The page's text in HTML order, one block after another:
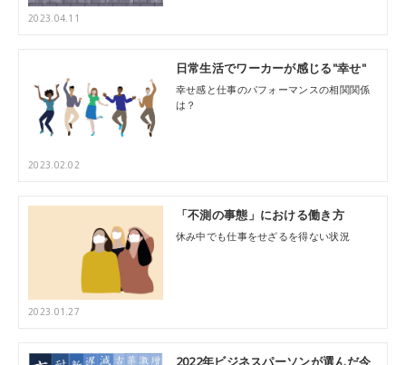
2023.04.11
2023.02.02
日常生活でワーカーが感じる"幸せ"
幸せ感と仕事のパフォーマンスの相関関係
は？
2023.01.27
「不測の事態」における働き方
休み中でも仕事をせざるを得ない状況
2022年ビジネスパーソンが選んだ今